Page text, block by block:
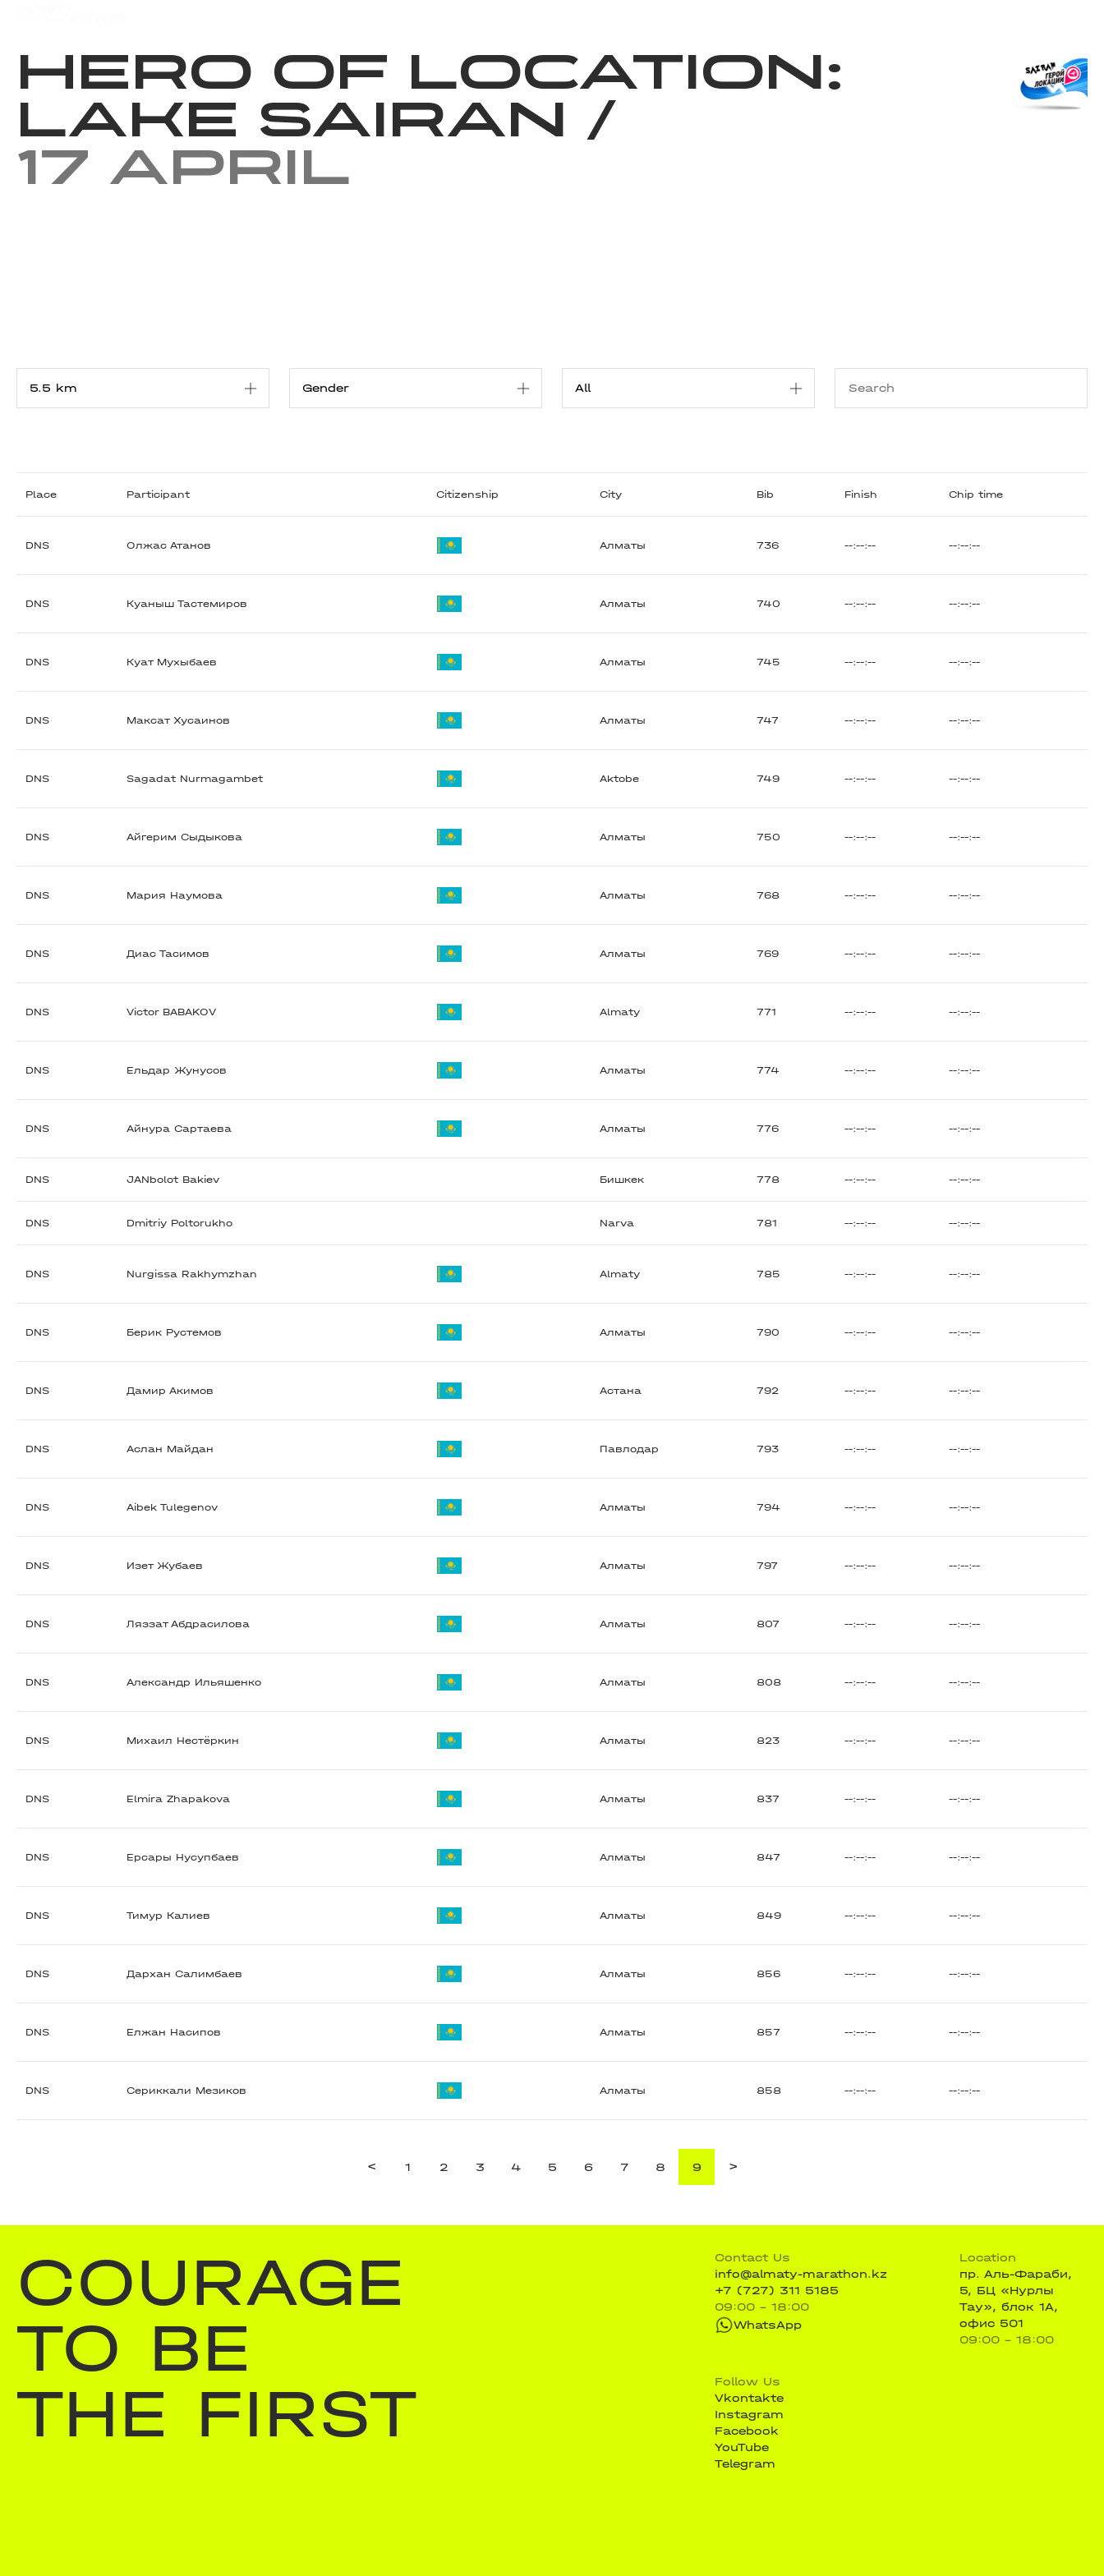
Hero of location: ​​
Lake Sairan /
17 April
Place Participant Citizenship City Bib Finish Chip time
DNS Олжас Атанов Алматы 736 --:--:-- --:--:--
DNS Куаныш Тастемиров Алматы 740 --:--:-- --:--:--
DNS Куат Мухыбаев Алматы 745 --:--:-- --:--:--
DNS Максат Хусаинов Алматы 747 --:--:-- --:--:--
DNS Sagadat Nurmagambet Aktobe 749 --:--:-- --:--:--
DNS Айгерим Сыдыкова Алматы 750 --:--:-- --:--:--
DNS Мария Наумова Алматы 768 --:--:-- --:--:--
DNS Диас Тасимов Алматы 769 --:--:-- --:--:--
DNS Victor BABAKOV Almaty 771 --:--:-- --:--:--
DNS Ельдар Жунусов Алматы 774 --:--:-- --:--:--
DNS Айнура Сартаева Алматы 776 --:--:-- --:--:--
DNS JANbolot Bakiev Бишкек 778 --:--:-- --:--:--
DNS Dmitriy Poltorukho Narva 781 --:--:-- --:--:--
DNS Nurgissa Rakhymzhan Almaty 785 --:--:-- --:--:--
DNS Берик Рустемов Алматы 790 --:--:-- --:--:--
DNS Дамир Акимов Астана 792 --:--:-- --:--:--
DNS Аслан Майдан Павлодар 793 --:--:-- --:--:--
DNS Aibek Tulegenov Алматы 794 --:--:-- --:--:--
DNS Изет Жубаев Алматы 797 --:--:-- --:--:--
DNS Ляззат Абдрасилова Алматы 807 --:--:-- --:--:--
DNS Александр Ильяшенко Алматы 808 --:--:-- --:--:--
DNS Михаил Нестёркин Алматы 823 --:--:-- --:--:--
DNS Elmira Zhapakova Алматы 837 --:--:-- --:--:--
DNS Ерсары Нусупбаев Алматы 847 --:--:-- --:--:--
DNS Тимур Калиев Алматы 849 --:--:-- --:--:--
DNS Дархан Салимбаев Алматы 856 --:--:-- --:--:--
DNS Елжан Насипов Алматы 857 --:--:-- --:--:--
DNS Сериккали Мезиков Алматы 858 --:--:-- --:--:--
< 1 2 3 4 5 6 7 8 9 >
COURAGE
TO BE
THE FIRST
Contact Us
info@almaty-marathon.kz
+7 (727) 311 5185
09:00 - 18:00
WhatsApp
Location
пр. Аль-Фараби,
5, БЦ «Нурлы
Тау», блок 1А,
офис 501
09:00 - 18:00
Follow Us
Vkontakte
Instagram
Facebook
YouTube
Telegram